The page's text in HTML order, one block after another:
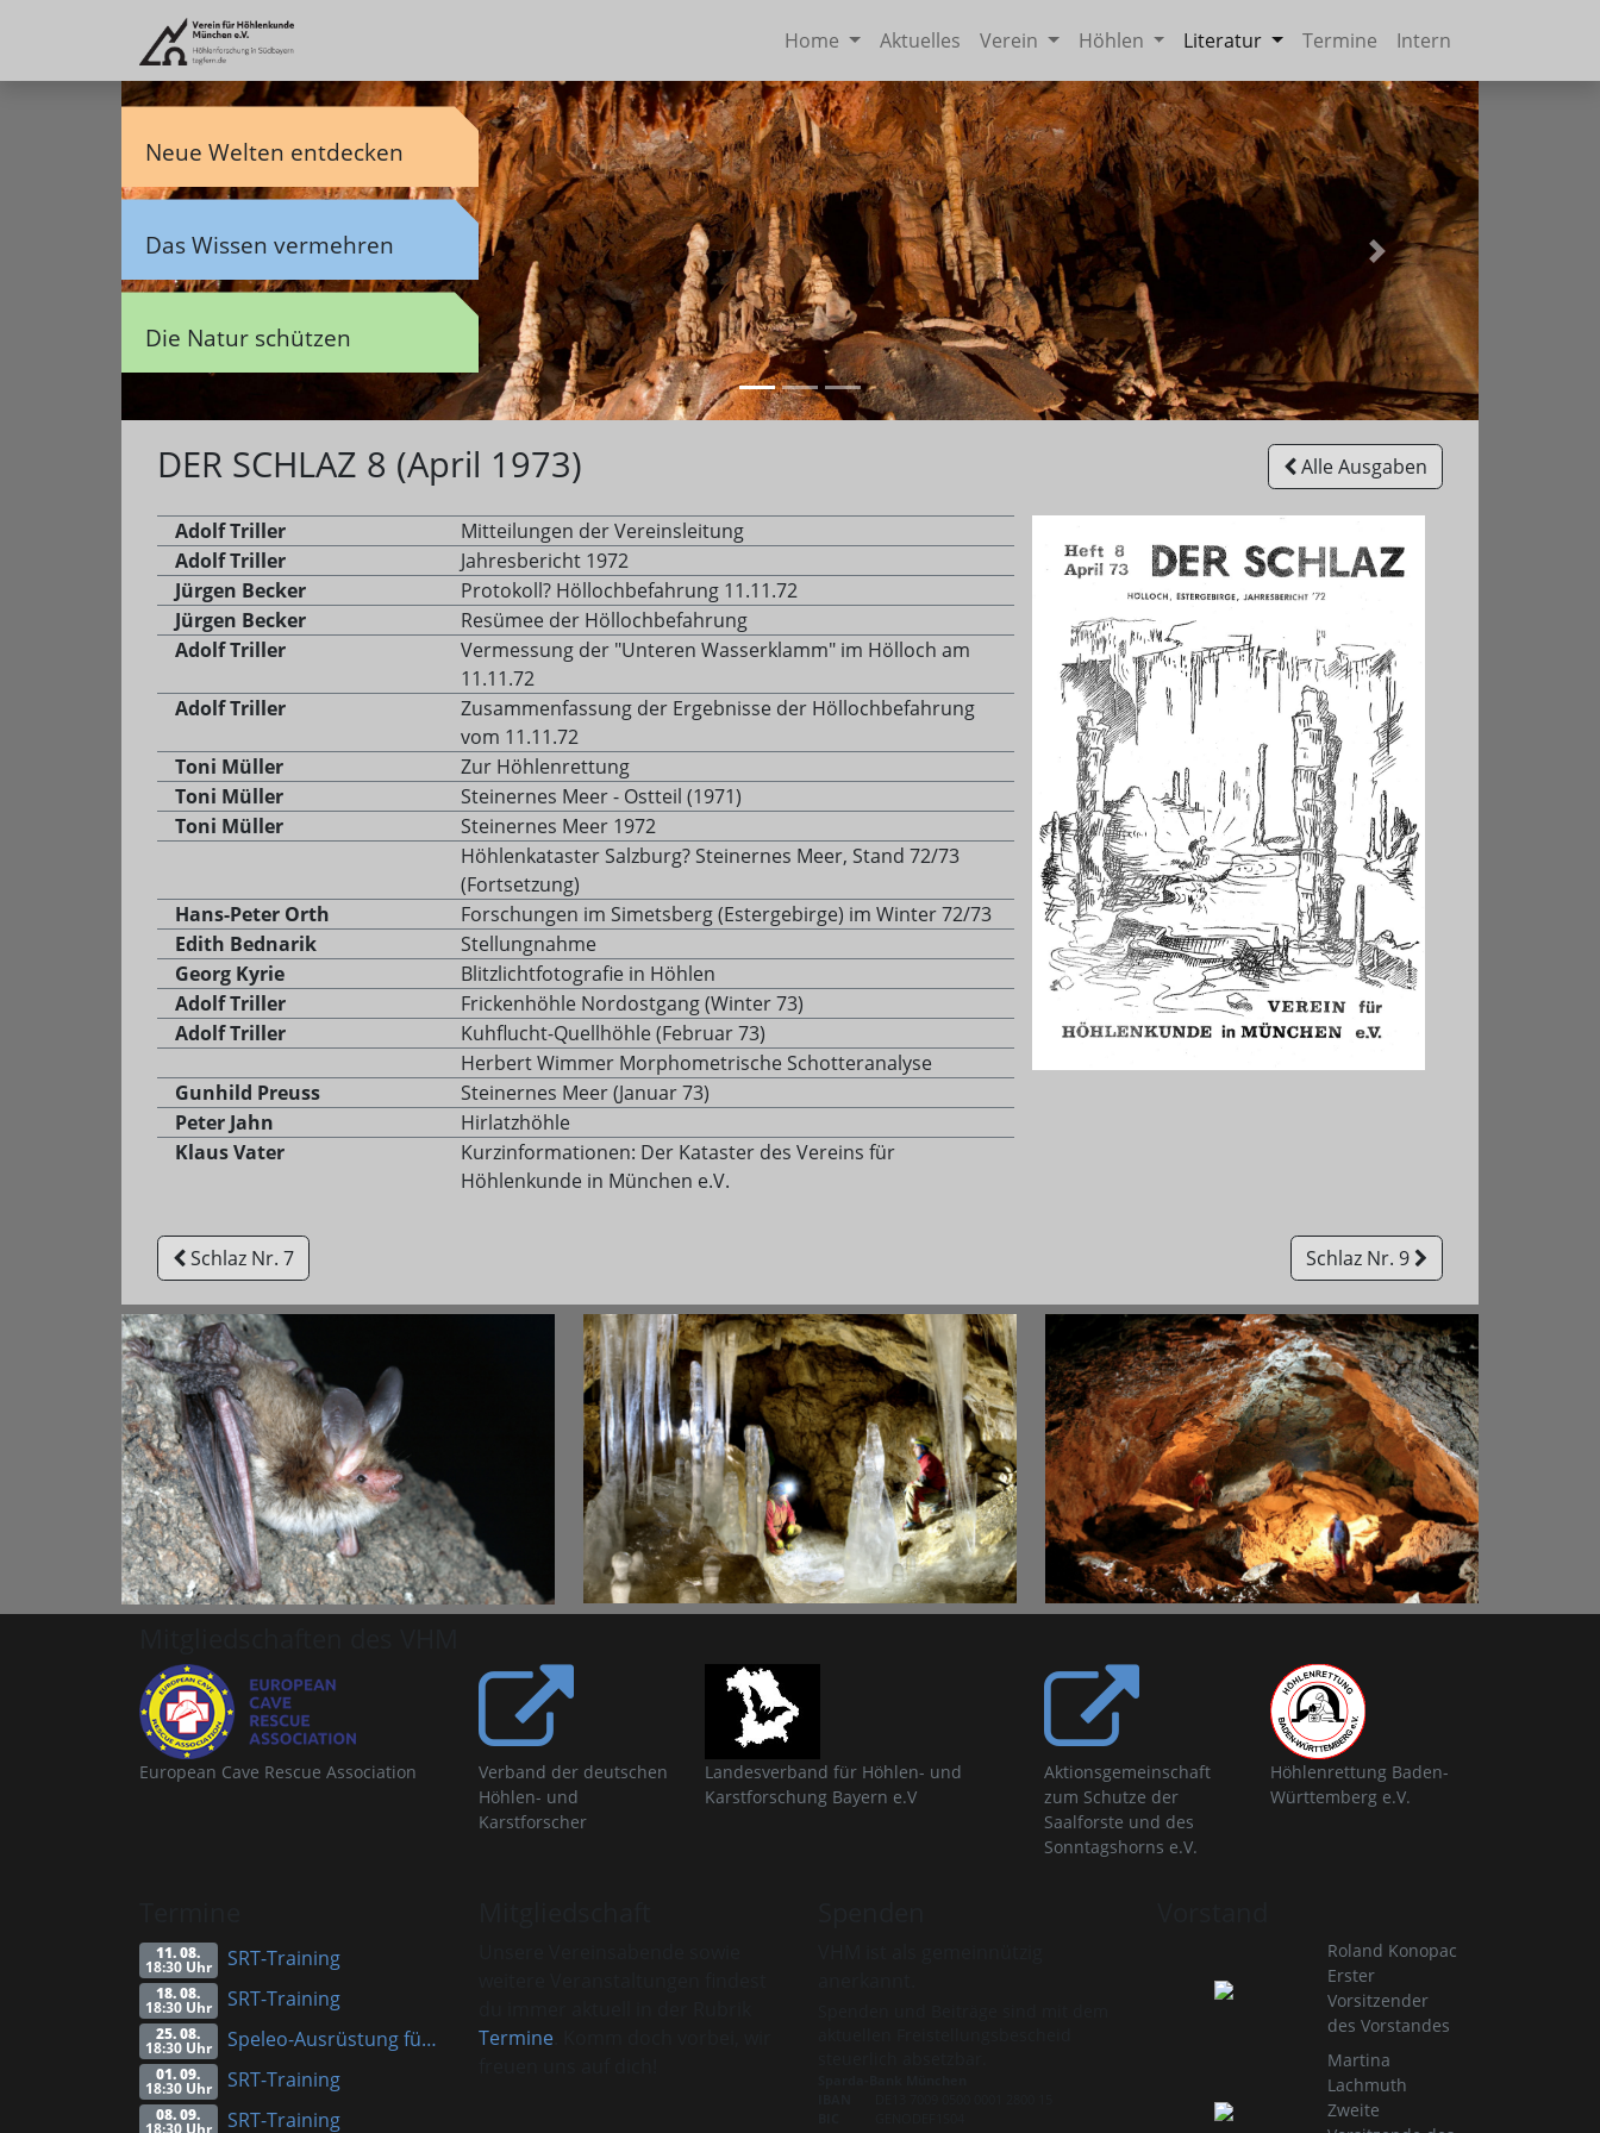
Home Aktuelles Verein Höhlen Literatur Termine Intern
Neue Welten entdecken
Das Wissen vermehren
Die Natur schützen
Weiter
DER SCHLAZ 8 (April 1973) Alle Ausgaben
Adolf Triller
Mitteilungen der Vereinsleitung
Adolf Triller
Jahresbericht 1972
Jürgen Becker
Protokoll? Höllochbefahrung 11.11.72
Jürgen Becker
Resümee der Höllochbefahrung
Adolf Triller
Vermessung der "Unteren Wasserklamm" im Hölloch am
11.11.72
Adolf Triller
Zusammenfassung der Ergebnisse der Höllochbefahrung
vom 11.11.72
Toni Müller
Zur Höhlenrettung
Toni Müller
Steinernes Meer - Ostteil (1971)
Toni Müller
Steinernes Meer 1972
Höhlenkataster Salzburg? Steinernes Meer, Stand 72/73
(Fortsetzung)
Hans-Peter Orth
Forschungen im Simetsberg (Estergebirge) im Winter 72/73
Edith Bednarik
Stellungnahme
Georg Kyrie
Blitzlichtfotografie in Höhlen
Adolf Triller
Frickenhöhle Nordostgang (Winter 73)
Adolf Triller
Kuhflucht-Quellhöhle (Februar 73)
Herbert Wimmer Morphometrische Schotteranalyse
Gunhild Preuss
Steinernes Meer (Januar 73)
Peter Jahn
Hirlatzhöhle
Klaus Vater
Kurzinformationen: Der Kataster des Vereins für
Höhlenkunde in München e.V.
Schlaz Nr. 7 Schlaz Nr. 9
European Cave Rescue Association
Verband der deutschen
Höhlen- und
Karstforscher
Landesverband für Höhlen- und
Karstforschung Bayern e.V
Aktionsgemeinschaft
zum Schutze der
Saalforste und des
Sonntagshorns e.V.
Höhlenrettung Baden-
Württemberg e.V.
11. 08.
18:30 Uhr SRT-Training
18. 08.
18:30 Uhr SRT-Training
25. 08.
18:30 Uhr Speleo-Ausrüstung für Anfänger (Vortrag)
01. 09.
18:30 Uhr SRT-Training
08. 09.
18:30 Uhr SRT-Training
Termine
Roland Konopac
Erster
Vorsitzender
des Vorstandes
Martina
Lachmuth
Zweite